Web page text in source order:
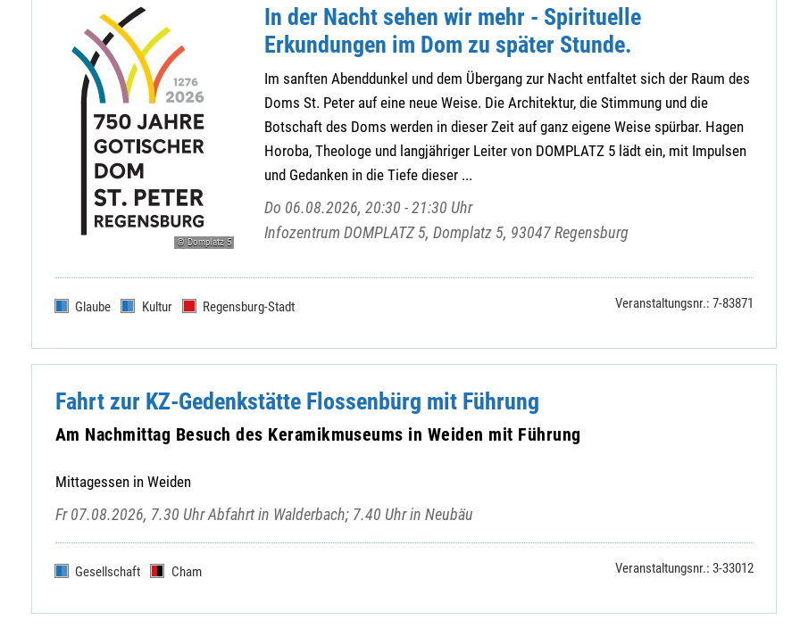
© Domplatz 5
In der Nacht sehen wir mehr - Spirituelle
Erkundungen im Dom zu später Stunde.
Im sanften Abenddunkel und dem Übergang zur Nacht entfaltet sich der Raum des
Doms St. Peter auf eine neue Weise. Die Architektur, die Stimmung und die
Botschaft des Doms werden in dieser Zeit auf ganz eigene Weise spürbar. Hagen
Horoba, Theologe und langjähriger Leiter von DOMPLATZ 5 lädt ein, mit Impulsen
und Gedanken in die Tiefe dieser ...
Do 06.08.2026, 20:30 - 21:30 Uhr
Infozentrum DOMPLATZ 5, Domplatz 5, 93047 Regensburg
Glaube Kultur Regensburg-Stadt Veranstaltungsnr.: 7-83871
Fahrt zur KZ-Gedenkstätte Flossenbürg mit Führung
Am Nachmittag Besuch des Keramikmuseums in Weiden mit Führung
Mittagessen in Weiden
Fr 07.08.2026, 7.30 Uhr Abfahrt in Walderbach; 7.40 Uhr in Neubäu
Gesellschaft Cham Veranstaltungsnr.: 3-33012